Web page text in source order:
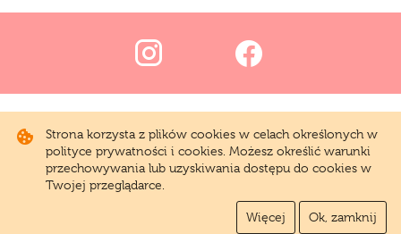
Strona korzysta z plików cookies w celach określonych w
polityce prywatności i cookies. Możesz określić warunki
przechowywania lub uzyskiwania dostępu do cookies w
Twojej przeglądarce.
Więcej Ok, zamknij